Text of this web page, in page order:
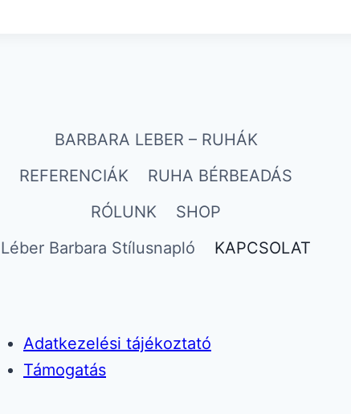
BARBARA LEBER – RUHÁK
REFERENCIÁK
RUHA BÉRBEADÁS
RÓLUNK
SHOP
Léber Barbara Stílusnapló
KAPCSOLAT
Adatkezelési tájékoztató
Támogatás